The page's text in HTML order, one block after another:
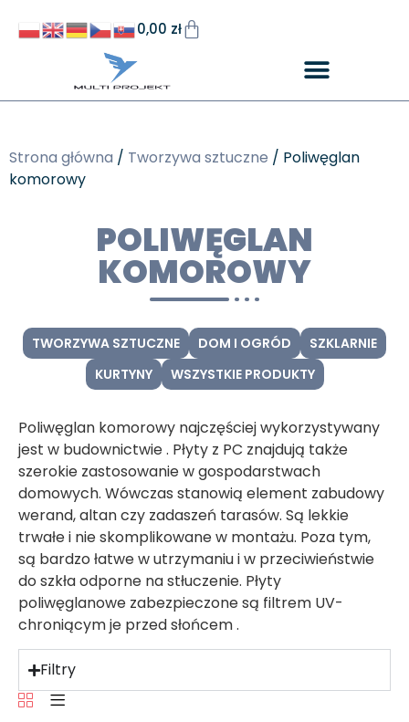
0,00 zł
Strona główna / Tworzywa sztuczne / Poliwęglan
komorowy
POLIWĘGLAN
KOMOROWY
TWORZYWA SZTUCZNE DOM I OGRÓD
SZKLARNIE
KURTYNY
WSZYSTKIE PRODUKTY
Poliwęglan komorowy najczęściej wykorzystywany
jest w budownictwie . Płyty z PC znajdują także
szerokie zastosowanie w gospodarstwach
domowych. Wówczas stanowią element zabudowy
werand, altan czy zadaszeń tarasów. Są lekkie
trwałe i nie skomplikowane w montażu. Poza tym,
są bardzo łatwe w utrzymaniu i w przeciwieństwie
do szkła odporne na stłuczenie. Płyty
poliwęglanowe zabezpieczone są filtrem UV-
chroniącym je przed słońcem .
Filtry